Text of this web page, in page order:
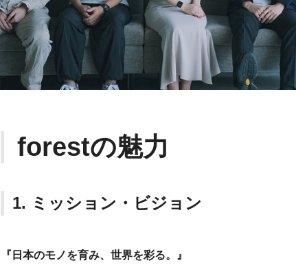
forestの魅力
1. ミッション・ビジョン
『日本のモノを育み、世界を彩る。』